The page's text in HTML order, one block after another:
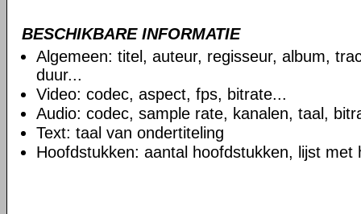
BESCHIKBARE INFORMATIE
Algemeen: titel, auteur, regisseur, album,
duur...
Video: codec, aspect, fps, bitrate...
Audio: codec, sample rate, kanalen, taal,
Text: taal van ondertiteling
Hoofdstukken: aantal hoofdstukken, lijst met